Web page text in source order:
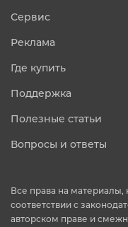
Сервис
Реклама
Где купить
Поддержка
Полезные статьи
Вопросы и ответы
Все права на материалы,
соответствии с
авторском праве и